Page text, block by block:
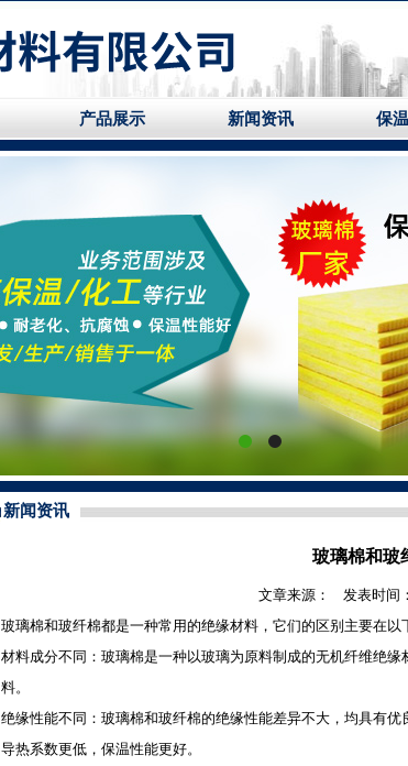
产品展示 新闻资讯 保
新闻资讯
玻璃棉和玻
文章来源： 发表时间
玻璃棉和玻纤棉都是一种常用的绝缘材料，它们的区别主要在以
材料成分不同： 玻璃棉是一种以玻璃为原料制成的无机纤维绝
料。
绝缘性能不同： 玻璃棉和玻纤棉的绝缘性能差异不大，均具有
导热系数更低，保温性能更好。